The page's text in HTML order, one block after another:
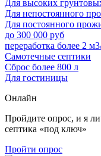
Для высоких
Для непостоянного
Для постоянного
до 300 000 руб
переработка более 2
Самотечные септики
Сброс более 800 л
Для гостиницы
Онлайн
Пройдите опрос, и я
септика «под ключ»
Пройти опрос